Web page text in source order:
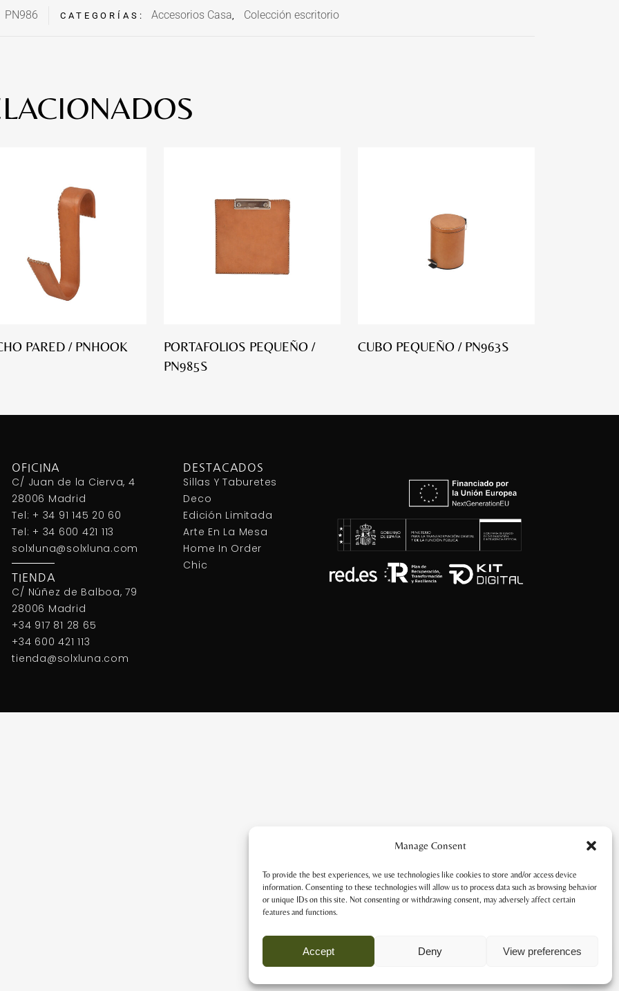
Manage Consent
To provide the best experiences, we use technologies like cookies to store and/or access device
information. Consenting to these technologies will allow us to process data such as browsing behavior
or unique IDs on this site. Not consenting or withdrawing consent, may adversely affect certain
features and functions.
Accept Deny View preferences
PN986 CATEGORÍAS: Accesorios Casa, Colección escritorio
PARED / PNHOOK
PORTAFOLIOS PEQUEÑO /
PN985S
CUBO PEQUEÑO / PN963S
OFICINA
C/ Juan de la Cierva, 4
28006 Madrid
Tel: + 34 91 145 20 60
Tel: + 34 600 421 113
solxluna@solxluna.com
TIENDA
C/ Núñez de Balboa, 79
28006 Madrid
+34 917 81 28 65
+34 600 421 113
tienda@solxluna.com
DESTACADOS
Sillas Y Taburetes
Deco
Edición Limitada
Arte En La Mesa
Home In Order
Chic